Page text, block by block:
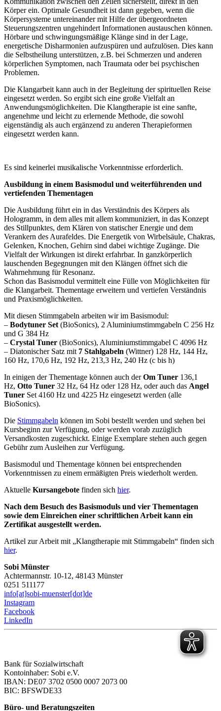
Körper ein. Optimale Gesundheit ist dann gegeben, wenn die
Körpersysteme untereinander mit Hilfe der übergeordneten
Steuerungszentren ungehindert Informationen austauschen können.
Hörbare und schwingungsmäßige Klänge sind in der Lage,
energetische Disharmonien aufzuspüren und aufzulösen. Dies kann
die Selbstheilung unterstützen, z.B. bei Schmerzen und anderen
körperlichen Symptomen, nach Traumata oder bei psychischen
Problemen.
Die Klangarbeit kann auch in der Begleitung der spirituellen Reise
eingesetzt werden. So ergibt sich eine große Vielfalt an
Anwendungsmöglichkeiten. Die Klangtherapie ist eine sanfte,
angenehme und leicht zu erlernende Methode, die sowohl
eigenständig als auch ergänzend zu anderen Therapieformen
eingesetzt werden kann.
Es sind keinerlei musikalische Vorkenntnisse erforderlich.
Ausbildung in einem Basismodul und weiterführenden und
vertiefenden Thementagen
Die Ausbildung führt ein in das Verständnis des Körpers als
Hologramm, in dem alles mit allem kommuniziert, in das Konzept
des Stillpunktes, dem Klären von statischer Energie und dem
Verankern des Aurafeldes. Die Energetik von Wirbelsäule, Chakras,
Gelenken, Knochen, Gehirn sind dabei wichtige Zugänge. Die
Vielfalt der Wirkungen ist direkt erfahrbar. In ganzkörperlich
lauschenden Begegnungen mit den Klängen öffnet sich die
Wahrnehmung für Resonanz.
Schon das Basismodul vermittelt eine Fülle von Möglichkeiten für
die Klangarbeit. Thementage erweitern und vertiefen Verständnis
und Praxismöglichkeiten.
Mit diesen Stimmgabeln arbeiten wir im Basismodul:
– Bodytuner Set (BioSonics), 2 Aluminiumstimmgabeln C 256 Hz
und G 384 Hz
– Crystal Tuner (BioSonics), Aluminiumstimmgabel C 4096 Hz
– Diatonischer Satz mit 7 Stahlgabeln (Wittner) 128 Hz, 144 Hz,
160 Hz, 170,6 Hz, 192 Hz, 213,3 Hz, 240 Hz (c bis h)
In einigen der Thementage können auch derOm Tuner 136,1
Hz, Otto Tuner 32 Hz, 64 Hz oder 128 Hz, oder auch das Angel
Tuner Set 4160 Hz und 4225 Hz eingesetzt werden (alle
BioSonics).
Die Stimmgabeln können im Sobi bestellt werden und stehen bei
Kursbeginn zur Verfügung, oder werden vorab zuzüglich
Versandkosten zugeschickt. Einige Exemplare stehen auch gegen
Gebühr zum Ausleihen zur Verfügung.
Basismodul und Thementage können bei entsprechenden
Vorkenntnissen zu einem ermäßigten Preis wiederholt werden.
Aktuelle Kursangebote finden sich hier.
Nach dem Besuch des Basismoduls und vier Thementagen
sowie dem Einreichen einer schriftlichen Arbeit kann ein
Zertifikat ausgestellt werden.
Artikel zur Arbeit mit „Klangtherapie mit Stimmgabeln“ finden sich
hier.
Sobi Münster
Achtermannstr. 10-12, 48143 Münster
0251 511177
info[at]sobi-muenster[dot]de
Instagram
Facebook
LinkedIn
Bank für Sozialwirtschaft
Kontoinhaber: Sobi e.V.
IBAN: DE07 3702 0500 0007 2073 00
BIC: BFSWDE33
Büro- und Beratungszeiten